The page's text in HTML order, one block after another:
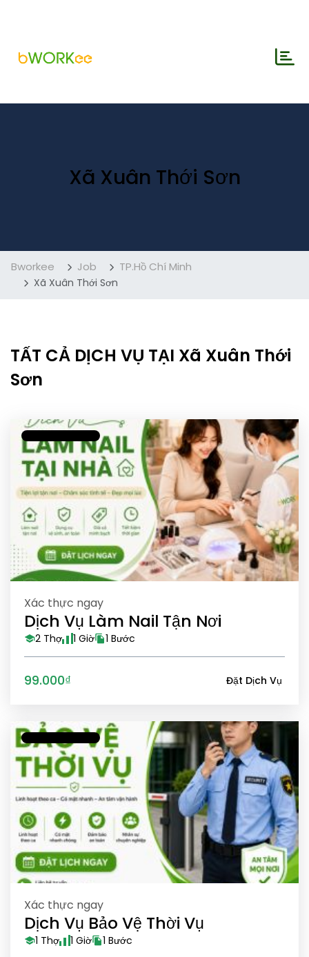
Xã Xuân Thới Sơn
Bworkee Job TP.Hồ Chí Minh
Xã Xuân Thới Sơn
TẤT CẢ DỊCH VỤ TẠI Xã Xuân Thới
Sơn
Xác thực ngay
Dịch Vụ Làm Nail Tận Nơi
2 Thợ 1 Giờ 1 Bước
99.000₫ Đặt Dịch Vụ
Xác thực ngay
Dịch Vụ Bảo Vệ Thời Vụ
1 Thợ 1 Giờ 1 Bước